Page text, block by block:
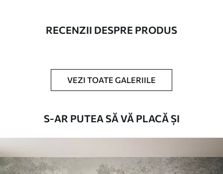
Suplimentar
Disponibil cu strat de lac și/sau adeziv
Fototapetul cu strat de lac poate fi
curățat cu apă.
Aplicare fără cusături
Materiale disponibile
RECENZII DESPRE PRODUS
VEZI TOATE GALERIILE
S-AR PUTEA SĂ VĂ PLACĂ ȘI